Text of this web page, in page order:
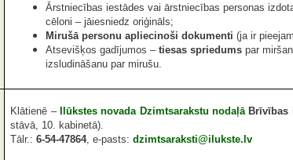
Ārstniecības iestādes vai ārstniecības personas
cēloni – jāiesniedz oriģināls;
Mirušā personu apliecinoši dokumenti (ja ir
Atsevišķos gadījumos –tiesas spriedums par
izsludināšanu par mirušu.
Klātienē – Ilūkstes novada Dzimtsarakstu nodaļāBrīvības
stāvā, 10. kabinetā).
Tālr.:6-54-47864, e-pasts: dzimtsaraksti@ilukste.lv